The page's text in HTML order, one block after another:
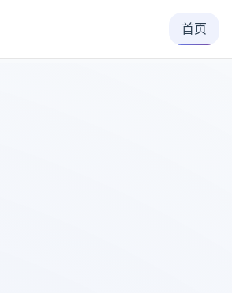
首页